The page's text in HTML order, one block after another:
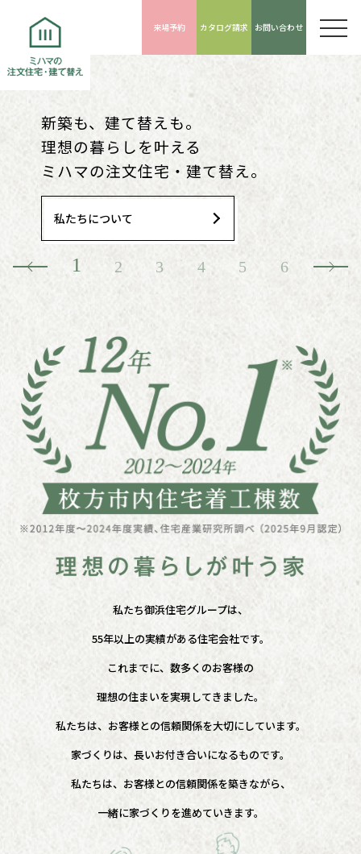
来場予約 カタログ請求 お問い合わせ
新築も、建て替えも。
理想の暮らしを叶える
ミハマの注文住宅・建て替え。
私たちについて
事前予約で
来場予約特典がもらえる！
お得なキャンペーン実施中！
キャンペーンを詳しく見る
枚方市内住宅着工棟数
12年No.1の実績で
住まいづくりを支えます。
対応エリアについて
価格が見える安心感。
グレードや仕様で選べる
豊富な商品LINE UP。
LINE UPはこちら
枚方 ”平屋”で開放的な暮らし
暮らしやすい魅力が詰まった
充実の平屋ライフをご提案
枚方で平屋を建てる
暮らしがイメージしやすい
等身大のモデルハウス、
見学予約受付中。
まちかどモデルハウス
1 2 3 4 5 6
私たち御浜住宅グループは、
55年以上の実績がある住宅会社です。
これまでに、数多くのお客様の
理想の住まいを実現してきました。
私たちは、お客様との信頼関係を大切にしています。
家づくりは、長いお付き合いになるものです。
私たちは、お客様との信頼関係を築きながら、
一緒に家づくりを進めていきます。